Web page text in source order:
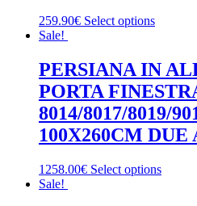
259.90€ Select options
Sale!
PERSIANA IN
PORTA
8014/8017/8019/
100X260CM DUE
1258.00€ Select options
Sale!